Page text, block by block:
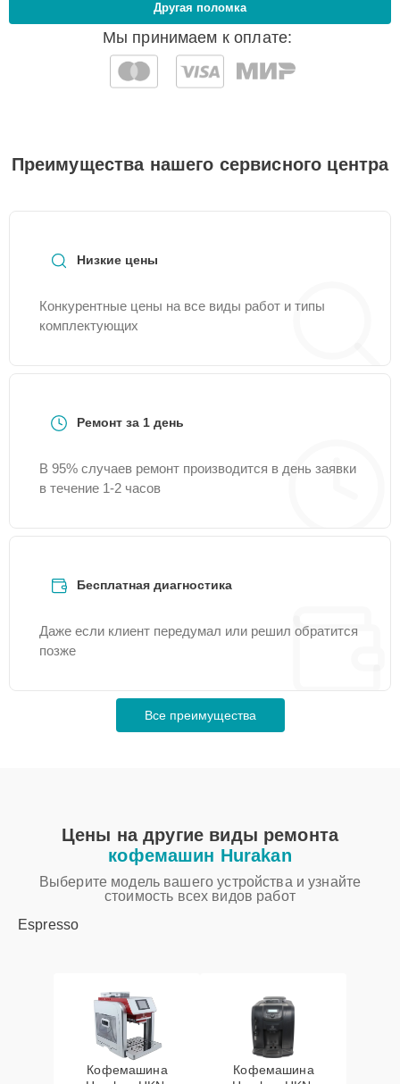
Мы принимаем к оплате:
Другая поломка
Преимущества нашего сервисного центра
Низкие цены
Конкурентные цены на все виды работ и типы
комплектующих
Ремонт за 1 день
В 95% случаев ремонт производится в день заявки
в течение 1-2 часов
Бесплатная диагностика
Даже если клиент передумал или решил обратится
позже
Все преимущества
Цены на другие виды ремонта
кофемашин Hurakan
Выберите модель вашего устройства и узнайте
стоимость всех видов работ
Espresso
Кофемашина
Кофемашина